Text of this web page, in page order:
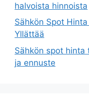
halvoista hinnoista
Sähkön Spot
Yllättää
Sähkön spot hinta
ja ennuste